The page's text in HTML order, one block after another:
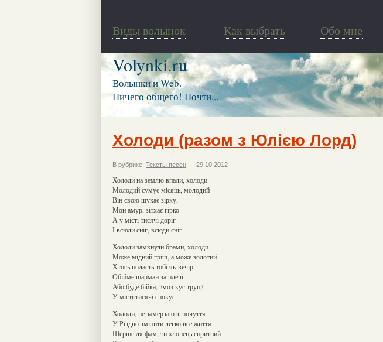
Виды волынок Как выбрать Обо мне
Volynki.ru
Волынки и Web.
Ничего общего! Почти...
Холоди (разом з Юлією Лорд)
В рубрике: Тексты песен — 29.10.2012
Холоди на землю впали, холоди
Молодий сумує місяць, молодий
Він свою шукає зірку,
Мон амур, зітхає гірко
А у місті тисячі доріг
І всюди сніг, всюди сніг
Холоди замкнули брами, холоди
Може мідний гріш, а може золотий
Хтось подасть тобі як вечір
Обійме шарман за плечі
Або буде бійка, ?моз кус труц?
У місті тисячі спокус
Холоди, не замерзають почуття
У Різдво змінити легко все життя
Шерше ля фам, ти хлопець спритний